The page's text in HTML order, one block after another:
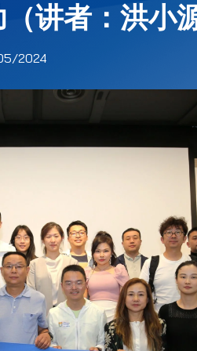
讲者：洪小
2024